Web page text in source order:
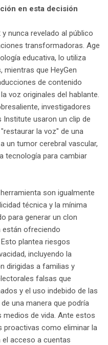
en esta decisión
nunca revelado al público
transformadoras. Age
educativa, lo utiliza
que HeyGen
de contenido
voz originales del hablante.
investigadores
Institute usaron un clip de
la voz" de una
un tumor cerebral vascular,
tecnología para cambiar
son igualmente
técnica y la mínima
para generar un clon
están ofreciendo
plantea riesgos
incluyendo la
dirigidas a familias y
falsas que
y el uso indebido de las
una manera que podría
de vida. Ante estos
proactivas como eliminar la
acceso a cuentas